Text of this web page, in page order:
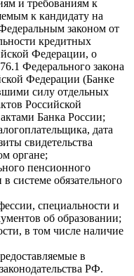
и требованиям к
к кандидату на
законом от
кредитных
Федерации, о
Федерального закона
Федерации (Банке
силу отдельных
Российской
Банка России;
дата
свидетельства
органе;
пенсионного
системе обязательного
специальности и
об образовании;
в том числе наличие
в
РФ.